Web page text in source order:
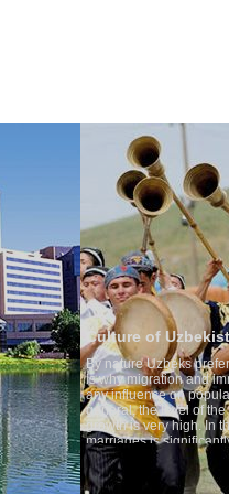
Uzbekistan
prefer a sedentary life and that
and immigration scarcely have
on population growth patterns. In
level of the population's natural
high. In the country the number of
significantly high and the
divorce cases is one of the lowest
to Uzbek tradition, the
as something quite sacred.